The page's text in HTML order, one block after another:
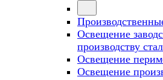
Освещение
производству
Освещение
Освещение